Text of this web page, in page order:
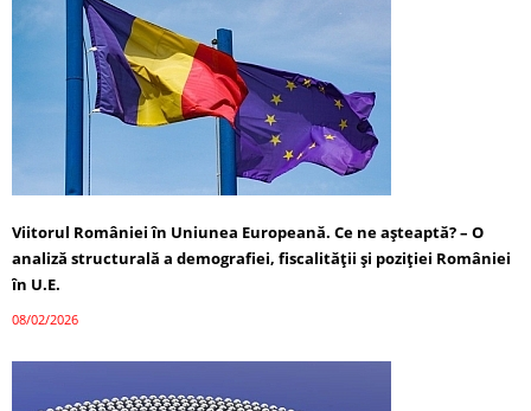
Viitorul României în Uniunea Europeană. Ce ne așteaptă? – O
analiză structurală a demografiei, fiscalității și poziției României
în U.E.
08/02/2026